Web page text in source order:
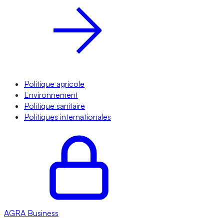
Politique agricole
Environnement
Politique sanitaire
Politiques internationales
AGRA Business